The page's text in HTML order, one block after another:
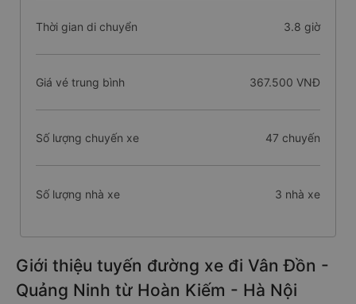
Thời gian di chuyển 3.8 giờ
Giá vé trung bình 367.500 VNĐ
Số lượng chuyến xe 47 chuyến
Số lượng nhà xe 3 nhà xe
Giới thiệu tuyến đường xe đi Vân Đồn -
Quảng Ninh từ Hoàn Kiếm - Hà Nội